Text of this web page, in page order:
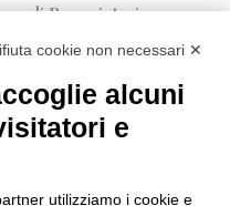
di Proprietari
Un’intervista
si stanno[…]
cookie non necessari ✕
alcuni
e
utilizziamo i cookie e